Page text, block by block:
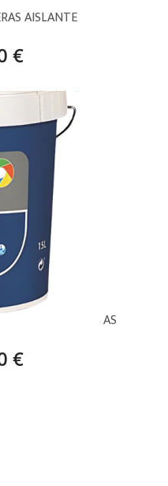
AISLANTE
€
H100 TERRAZAS
€